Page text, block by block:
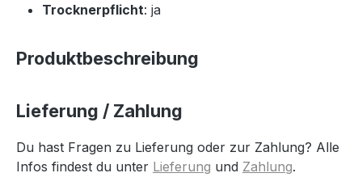
Trocknerpflicht: ja
Produktbeschreibung
Lieferung / Zahlung
Du hast Fragen zu Lieferung oder zur Zahlung? Alle
Infos findest du unter Lieferung und Zahlung.